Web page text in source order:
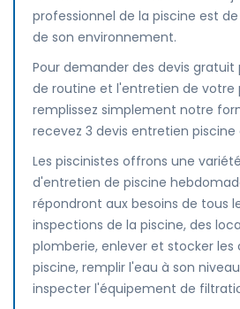
professionnel de la piscine est
de son environnement.
Pour demander des devis
de routine et l'entretien de votre
remplissez simplement notre
recevez 3 devis entretien
Les piscinistes offrons une
d'entretien de piscine
répondront aux besoins de tous
inspections de la piscine, des
plomberie, enlever et stocker les
piscine, remplir l'eau à son
inspecter l'équipement de